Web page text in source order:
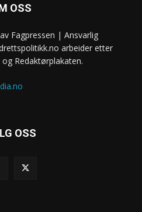
OSS
Fagpressen | Ansvarlig
arbeider etter
Redaktørplakaten.
OSS